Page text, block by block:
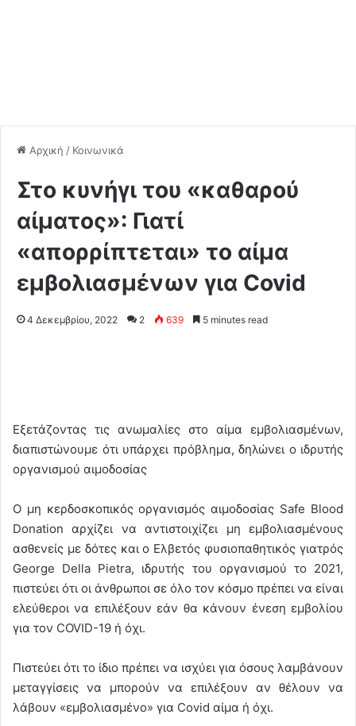
Αρχική / Κοινωνικά
Στο κυνήγι του «καθαρού
αίματος»: Γιατί
«απορρίπτεται» το αίμα
εμβολιασμένων για Covid
4 Δεκεμβρίου, 2022 2 639 5 minutes read
Εξετάζοντας τις ανωμαλίες στο αίμα εμβολιασμένων,
διαπιστώνουμε ότι υπάρχει πρόβλημα, δηλώνει ο ιδρυτής
οργανισμού αιμοδοσίας
Ο μη κερδοσκοπικός οργανισμός αιμοδοσίας Safe Blood
Donation αρχίζει να αντιστοιχίζει μη εμβολιασμένους
ασθενείς με δότες και ο Ελβετός φυσιοπαθητικός γιατρός
George Della Pietra, ιδρυτής του οργανισμού το 2021,
πιστεύει ότι οι άνθρωποι σε όλο τον κόσμο πρέπει να είναι
ελεύθεροι να επιλέξουν εάν θα κάνουν ένεση εμβολίου
για τον COVID-19 ή όχι.
Πιστεύει ότι το ίδιο πρέπει να ισχύει για όσους λαμβάνουν
μεταγγίσεις να μπορούν να επιλέξουν αν θέλουν να
λάβουν «εμβολιασμένο» για Covid αίμα ή όχι.